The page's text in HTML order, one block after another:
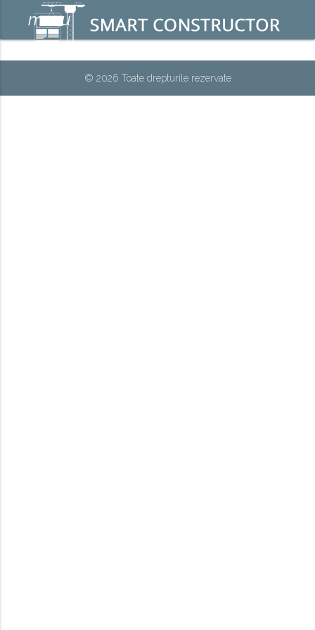
menu
© 2026 Toate drepturile rezervate